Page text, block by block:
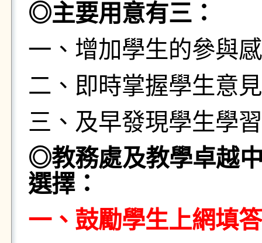
◎主要用意有三：
一、增加學生的參與
二、即時掌握學生意
三、及早發現學生學
◎教務處及教學卓越
選擇：
一、鼓勵學生上網填